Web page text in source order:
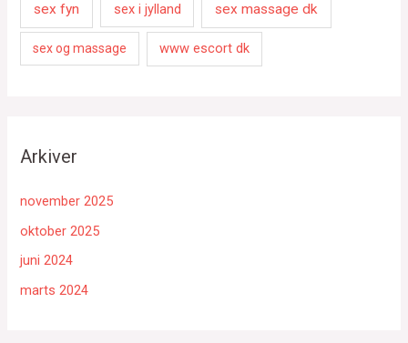
sex fyn sex i jylland sex massage dk
sex og massage www escort dk
Arkiver
november 2025
oktober 2025
juni 2024
marts 2024